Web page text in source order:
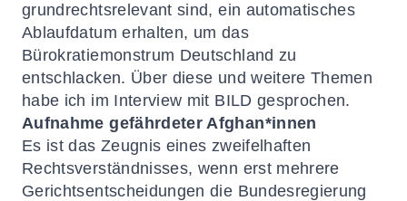
grundrechtsrelevant sind, ein automatisches
Ablaufdatum erhalten, um das
Bürokratiemonstrum Deutschland zu
entschlacken. Über diese und weitere Themen
habe ich im Interview mit BILD gesprochen.
Aufnahme gefährdeter Afghan*innen
Es ist das Zeugnis eines zweifelhaften
Rechtsverständnisses, wenn erst mehrere
Gerichtsentscheidungen die Bundesregierung